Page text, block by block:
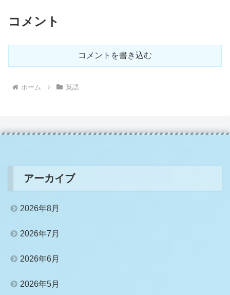
コメント
コメントを書き込む
ホーム 英語
アーカイブ
2026年8月
2026年7月
2026年6月
2026年5月